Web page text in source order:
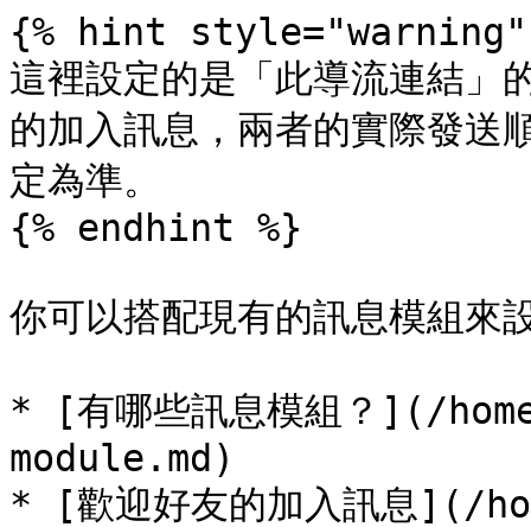
{% hint style="warning"
這裡設定的是「此導流連結」
的加入訊息，兩者的實際發
定為準。
{% endhint %}
你可以搭配現有的訊息模組來
* [有哪些訊息模組？](/
module.md)
* [歡迎好友的加入訊息](/